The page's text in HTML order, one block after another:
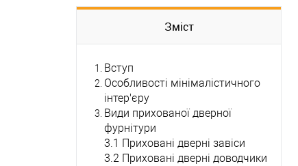
Зміст
Вступ
Особливості мінімалістичного
інтер'єру
Види прихованої дверної
фурнітури
3.1 Приховані дверні завіси
3.2 Приховані дверні доводчики